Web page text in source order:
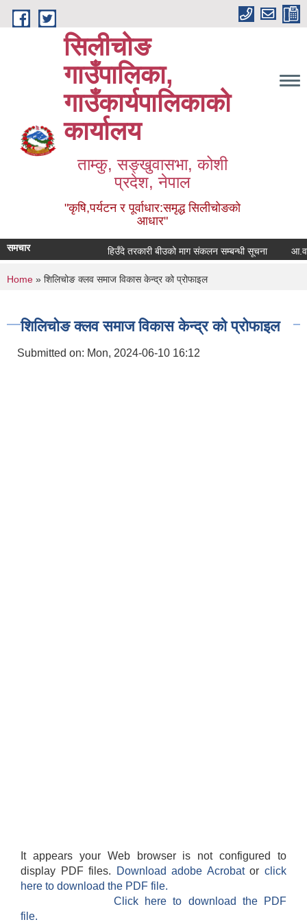
Skip to main content
सिलीचोङ
गाउँपालिका,
गाउँकार्यपालिकाको
कार्यालय
ताम्कु, सङ्‍खुवासभा, कोशी
प्रदेश, नेपाल
"कृषि,पर्यटन र पूर्वाधार:समृद्ध सिलीचोङको
आधार"
समचार हिउँदे तरकारी बीउको माग संकलन सम्बन्धी सूचना
You are here
Home » शिलिचोङ क्लव समाज विकास केन्द्र को प्रोफाइल
शिलिचोङ क्लव समाज विकास केन्द्र को प्रोफाइल
Submitted on: Mon, 2024-06-10 16:12
It appears your Web browser is not configured to
display PDF files.
Download adobe Acrobatorclick
here to download the PDF file.
Click here to download the PDF
file.